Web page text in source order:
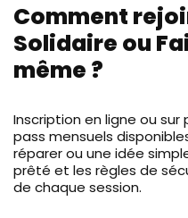
Comment
Solidaire ou
même ?
Inscription en ligne ou sur
pass mensuels
réparer ou une idée
prêté et les règles de
de chaque session.